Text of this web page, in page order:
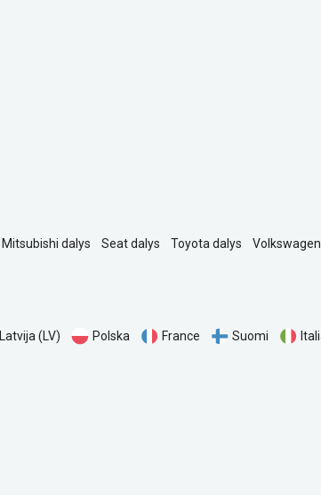
Mitsubishi dalys Seat dalys Toyota dalys
Latvija (LV) Polska France Suomi